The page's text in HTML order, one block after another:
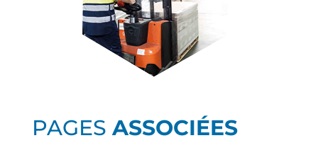
PAGES ASSOCIÉES